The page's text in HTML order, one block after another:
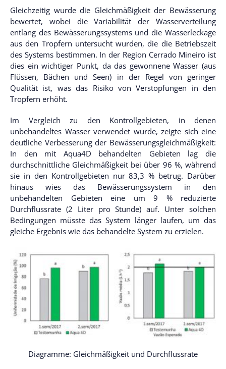
Gleichzeitig wurde die Gleichmäßigkeit der Bewässerung
bewertet, wobei die Variabilität der Wasserverteilung
entlang des Bewässerungssystems und die Wasserleckage
aus den Tropfern untersucht wurden, die die Betriebszeit
des Systems bestimmen. In der Region Cerrado Mineiro ist
dies ein wichtiger Punkt, da das gewonnene Wasser (aus
Flüssen, Bächen und Seen) in der Regel von geringer
Qualität ist, was das Risiko von Verstopfungen in den
Tropfern erhöht.
Im Vergleich zu den Kontrollgebieten, in denen
unbehandeltes Wasser verwendet wurde, zeigte sich eine
deutliche Verbesserung der Bewässerungsgleichmäßigkeit:
In den mit Aqua4D behandelten Gebieten lag die
durchschnittliche Gleichmäßigkeit bei über 96 %, während
sie in den Kontrollgebieten nur 83,3 % betrug. Darüber
hinaus wies das Bewässerungssystem in den
unbehandelten Gebieten eine um 9 % reduzierte
Durchflussrate (2 Liter pro Stunde) auf. Unter solchen
Bedingungen müsste das System länger laufen, um das
gleiche Ergebnis wie das behandelte System zu erzielen.
Diagramme: Gleichmäßigkeit und Durchflussrate